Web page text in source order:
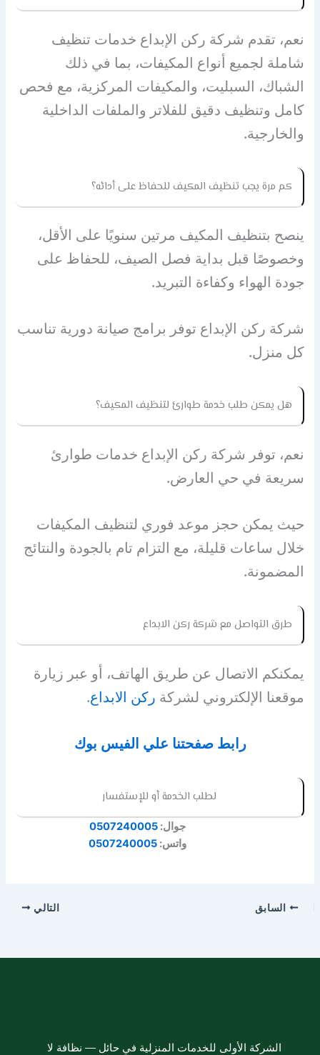
نعم، تقدم شركة ركن الإبداع خدمات تنظيف
شاملة لجميع أنواع المكيفات، بما في ذلك
الشباك، السبليت، والمكيفات المركزية، مع فحص
كامل وتنظيف دقيق للفلاتر والملفات الداخلية
والخارجية.
كم مرة يجب تنظيف المكيف للحفاظ على أدائه؟
ينصح بتنظيف المكيف مرتين سنويًا على الأقل،
وخصوصًا قبل بداية فصل الصيف، للحفاظ على
جودة الهواء وكفاءة التبريد.
شركة ركن الإبداع توفر برامج صيانة دورية تناسب
كل منزل.
هل يمكن طلب خدمة طوارئ لتنظيف المكيف؟
نعم، توفر شركة ركن الإبداع خدمات طوارئ
سريعة في حي العارض.
حيث يمكن حجز موعد فوري لتنظيف المكيفات
خلال ساعات قليلة، مع التزام تام بالجودة والنتائج
المضمونة.
طرق التواصل مع شركة ركن الابداع
يمكنكم الاتصال عن طريق الهاتف، أو عبر زيارة
موقعنا الإلكتروني لشركة ركن الابداع.
رابط صفحتنا علي الفيس بوك
لطلب الخدمة أو للإستفسار
جوال:0507240005
واتس:0507240005
السابق التالي
الشركة الأولى للخدمات المنزلية في حائل — نظافة لا